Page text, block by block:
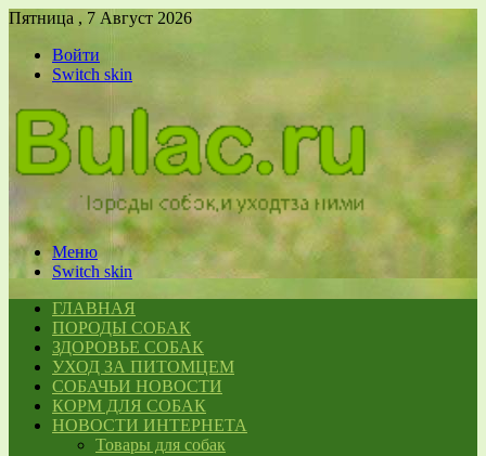
Пятница , 7 Август 2026
Войти
Switch skin
Меню
Switch skin
ГЛАВНАЯ
ПОРОДЫ СОБАК
ЗДОРОВЬЕ СОБАК
УХОД ЗА ПИТОМЦЕМ
СОБАЧЬИ НОВОСТИ
КОРМ ДЛЯ СОБАК
НОВОСТИ ИНТЕРНЕТА
Товары для собак